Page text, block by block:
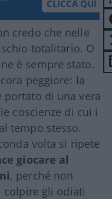
CLICCA QUI
credo che nelle
totalitario. O
è sempre stato.
peggiore: la
portato di una vera
coscienze di cui i
tempo stesso.
volta si ripete
giocare al
, perché non
colpire gli odiati